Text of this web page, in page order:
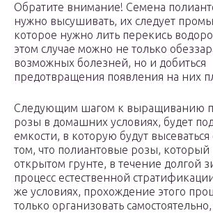
Обратите внимание! Семена
нужно высушивать, их следует
которое нужно лить перекись
этом случае можно не только
возможных болезней, но и добиться
предотвращения появления на них
Следующим шагом к выращиванию
розы в домашних условиях, будет
емкости, в которую будут
том, что полиантовые розы, который
открытом грунте, в течение долгой
процесс естественной
же условиях, прохождение этого
только организовать